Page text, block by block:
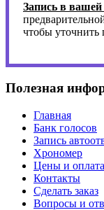
Запись в
чтобы уточнить
Полезная
Главная
Банк голосов
Запись
Хрономер
Цены и оплата
Контакты
Сделать заказ
Вопросы и